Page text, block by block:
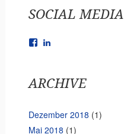
SOCIAL MEDIA
Facebook
ARCHIVE
Dezember 2018 (1)
Mai 2018 (1)